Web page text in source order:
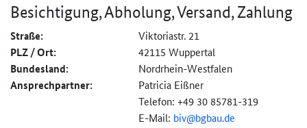
Besichtigung, Abholung, Versand, Zahlung
Straße: Viktoriastr. 21
PLZ / Ort: 42115 Wuppertal
Bundesland: Nordrhein-Westfalen
Ansprechpartner:
Patricia Eißner
Telefon: +49 30 85781-319
E-Mail: biv@bgbau.de